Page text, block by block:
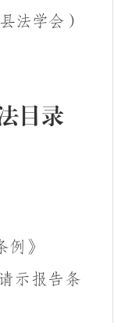
法学会）
目录
例》
示报告条